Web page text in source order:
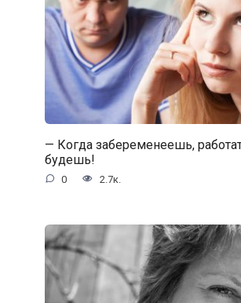
— Когда забеременеешь,
будешь!
0 2.7к.